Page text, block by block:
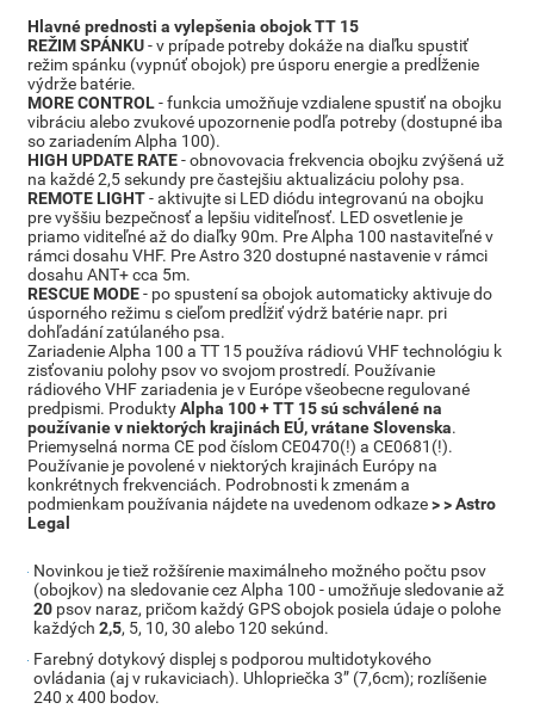
Hlavné prednosti a vylepšenia obojok TT 15
REŽIM SPÁNKU- v prípade potreby dokáže na diaľku spustiť
režim spánku (vypnúť obojok) pre úsporu energie a predĺženie
výdrže batérie.
MORE CONTROL- funkcia umožňuje vzdialene spustiť na obojku
vibráciu alebo zvukové upozornenie podľa potreby (dostupné iba
so zariadením Alpha 100).
HIGH UPDATE RATE- obnovovacia frekvencia obojku zvýšená už
na každé 2,5 sekundy pre častejšiu aktualizáciu polohy psa.
REMOTE LIGHT- aktivujte si LED diódu integrovanú na obojku
pre vyššiu bezpečnosť a lepšiu viditeľnosť. LED osvetlenie je
priamo viditeľné až do diaľky 90m. Pre Alpha 100 nastaviteľné v
rámci dosahu VHF. Pre Astro 320 dostupné nastavenie v rámci
dosahu ANT+ cca 5m.
RESCUE MODE- po spustení sa obojok automaticky aktivuje do
úsporného režimu s cieľom predĺžiť výdrž batérie napr. pri
dohľadání zatúlaného psa.
Zariadenie Alpha 100 a TT 15 používa rádiovú VHF technológiu k
zisťovaniu polohy psov vo svojom prostredí. Používanie
rádiového VHF zariadenia je v Európe všeobecne regulované
predpismi. ProduktyAlpha 100 + TT 15 sú schválené na
používanie v niektorých krajinách EÚ, vrátane Slovenska.
Priemyselná norma CE pod číslom CE0470(!) a CE0681(!).
Používanie je povolené v niektorých krajinách Európy na
konkrétnych frekvenciách. Podrobnosti k zmenám a
podmienkam používania nájdete na uvedenom odkaze> > Astro
Legal
Novinkou je tiež rožšírenie maximálneho možného počtu psov
(obojkov) na sledovanie cez Alpha 100 - umožňuje sledovanie až
20 psov naraz, pričom každý GPS obojok posiela údaje o polohe
každých2,5, 5, 10, 30 alebo 120 sekúnd.
Farebný dotykový displej s podporou multidotykového
ovládania (aj v rukaviciach). Uhlopriečka 3” (7,6cm); rozlíšenie
240 x 400 bodov.